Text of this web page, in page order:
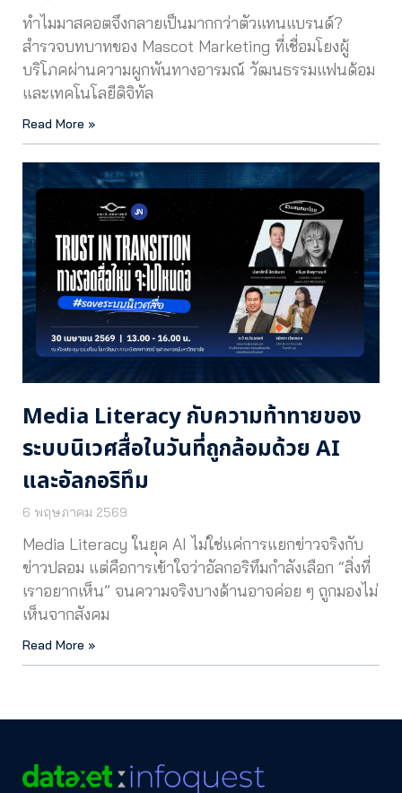
ทำไมมาสคอตจึงกลายเป็นมากกว่าตัวแทนแบรนด์?
สำรวจบทบาทของ Mascot Marketing ที่เชื่อมโยงผู้
บริโภคผ่านความผูกพันทางอารมณ์ วัฒนธรรมแฟนด้อม
และเทคโนโลยีดิจิทัล
Read More »
Media Literacy กับความท้าทายของ
ระบบนิเวศสื่อในวันที่ถูกล้อมด้วย AI
และอัลกอริทึม
6 พฤษภาคม 2569
Media Literacy ในยุค AI ไม่ใช่แค่การแยกข่าวจริงกับ
ข่าวปลอม แต่คือการเข้าใจว่าอัลกอริทึมกำลังเลือก “สิ่งที่
เราอยากเห็น” จนความจริงบางด้านอาจค่อย ๆ ถูกมองไม่
เห็นจากสังคม
Read More »